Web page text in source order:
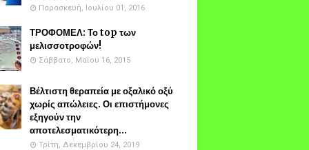
Παρασκευή, Ιουλίου 01, 2016
ΤΡΟΦΟΜΕΛ: Το top των
μελισσοτροφών!
Σάββατο, Μαΐου 16, 2015
Βέλτιστη θεραπεία με οξαλικό οξύ
χωρίς απώλειες. Οι επιστήμονες
εξηγούν την
αποτελεσματικότερη...
Τρίτη, Δεκεμβρίου 24, 2019